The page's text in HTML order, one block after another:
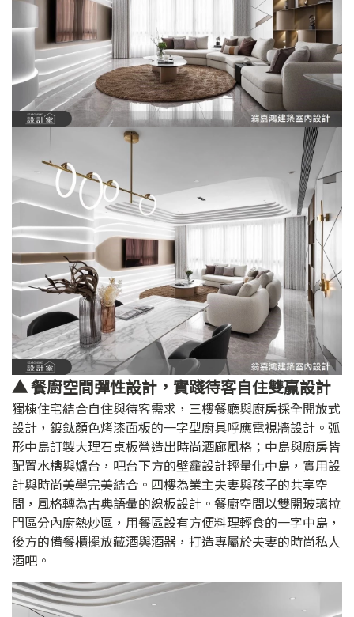
▲ 餐廚空間彈性設計，實踐待客自住雙贏設計
獨棟住宅結合自住與待客需求，三樓餐廳與廚房採全開放式
設計，鍍鈦顏色烤漆面板的一字型廚具呼應電視牆設計。弧
形中島訂製大理石桌板營造出時尚酒廊風格；中島與廚房皆
配置水槽與爐台，吧台下方的壁龕設計輕量化中島，實用設
計與時尚美學完美結合。四樓為業主夫妻與孩子的共享空
間，風格轉為古典語彙的線板設計。餐廚空間以雙開玻璃拉
門區分內廚熱炒區，用餐區設有方便料理輕食的一字中島，
後方的備餐櫃擺放藏酒與酒器，打造專屬於夫妻的時尚私人
酒吧。